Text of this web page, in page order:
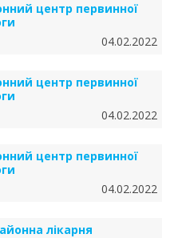
центр первинної
04.02.2022
центр первинної
04.02.2022
центр первинної
04.02.2022
лікарня